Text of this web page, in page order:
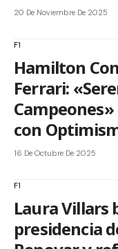
20 De Noviembre De 2025
F1
Hamilton
Ferrari:
Campeones»
con
16 De Octubre De 2025
F1
Laura Villars
presidencia